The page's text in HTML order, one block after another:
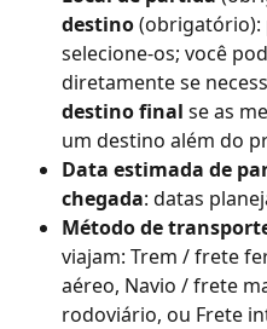
destino (obrigatório):
selecione-os; você
diretamente se
destino final se as
um destino além do
Data estimada de
chegada: datas
Método de
viajam: Trem / frete
aéreo, Navio / frete
rodoviário, ou Frete